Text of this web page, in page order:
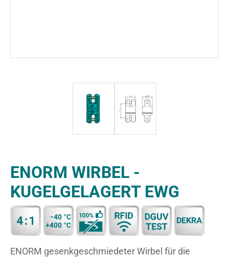
ENORM WIRBEL -
KUGELGELAGERT EWG
ENORM gesenkgeschmiedeter Wirbel für die